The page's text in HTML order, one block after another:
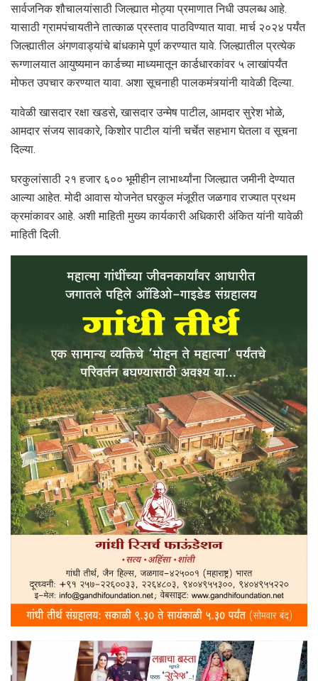
सार्वजनिक शौचालयांसाठी जिल्ह्यात मोठ्या प्रमाणात निधी‌‌ उपलब्ध आहे.
यासाठी ग्रामपंचायतीने तात्काळ प्रस्ताव पाठविण्यात यावा. मार्च २०२४‌ पर्यंत
जिल्ह्यातील अंगणवाड्यांचे बांधकामे पूर्ण करण्यात यावे. जिल्ह्यातील प्रत्येक
रूग्णालयात आयुष्यमान कार्डच्या माध्यमातून कार्डधारकांवर ५ लाखांपर्यंत
मोफत उपचार करण्यात यावा. अशा सूचनाही पालकमंत्र्यांनी यावेळी दिल्या.
यावेळी खासदार रक्षा खडसे, खासदार उन्मेष पाटील, आमदार सुरेश भोळे,
आमदार संजय सावकारे, किशोर पाटील यांनी चर्चेत सहभाग घेतला व सूचना
दिल्या.
घरकुलांसाठी २१ हजार ६०० भूमीहीन लाभार्थ्यांना जिल्ह्यात जमीनी देण्यात
आल्या आहेत. मोदी आवास योजनेत घरकुल मंजूरीत जळगाव राज्यात प्रथम
क्रमांकावर आहे‌. अशी माहिती मुख्य कार्यकारी अधिकारी अंकित यांनी यावेळी
माहिती दिली.